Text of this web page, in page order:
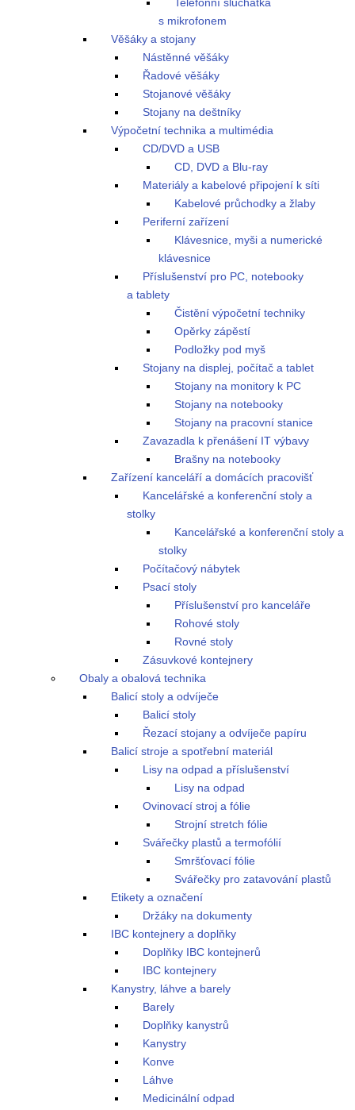
Telefonní sluchátka
s mikrofonem
Věšáky a stojany
Nástěnné věšáky
Řadové věšáky
Stojanové věšáky
Stojany na deštníky
Výpočetní technika a multimédia
CD/DVD a USB
CD, DVD a Blu-ray
Materiály a kabelové připojení k síti
Kabelové průchodky a žlaby
Periferní zařízení
Klávesnice, myši a numerické
klávesnice
Příslušenství pro PC, notebooky
a tablety
Čistění výpočetní techniky
Opěrky zápěstí
Podložky pod myš
Stojany na displej, počítač a tablet
Stojany na monitory k PC
Stojany na notebooky
Stojany na pracovní stanice
Zavazadla k přenášení IT výbavy
Brašny na notebooky
Zařízení kanceláří a domácích pracovišť
Kancelářské a konferenční stoly a
stolky
Kancelářské a konferenční stoly a
stolky
Počítačový nábytek
Psací stoly
Příslušenství pro kanceláře
Rohové stoly
Rovné stoly
Zásuvkové kontejnery
Obaly a obalová technika
Balicí stoly a odvíječe
Balicí stoly
Řezací stojany a odvíječe papíru
Balicí stroje a spotřební materiál
Lisy na odpad a příslušenství
Lisy na odpad
Ovinovací stroj a fólie
Strojní stretch fólie
Svářečky plastů a termofólií
Smršťovací fólie
Svářečky pro zatavování plastů
Etikety a označení
Držáky na dokumenty
IBC kontejnery a doplňky
Doplňky IBC kontejnerů
IBC kontejnery
Kanystry, láhve a barely
Barely
Doplňky kanystrů
Kanystry
Konve
Láhve
Medicinální odpad